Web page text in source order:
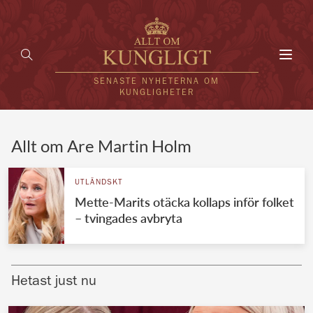
SENASTE NYHETERNA OM
KUNGLIGHETER
UTLÄNDSKT
VÄRLDENS KUNGAHUS
Brittiska kungahuset
Allt om Are Martin Holm
UTLÄNDSKT
Mette-Marits otäcka kollaps inför folket
– tvingades avbryta
Hetast just nu